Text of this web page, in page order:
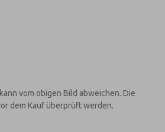
vom obigen Bild abweichen. Die
dem Kauf überprüft werden.